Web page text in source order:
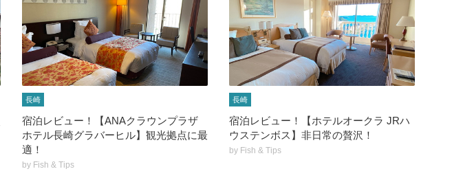
長崎
宿泊レビュー！【ANAクラウンプラザ
ホテル長崎グラバーヒル】観光拠点に最
適！
by Fish & Tips
長崎
宿泊レビュー！【ホテルオークラ JRハ
ウステンボス】非日常の贅沢！
by Fish & Tips